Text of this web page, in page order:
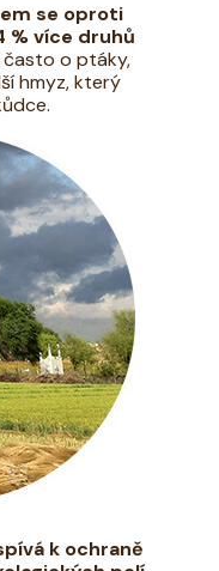
se oproti
% více druhů
často o ptáky,
hmyz, který
k ochraně